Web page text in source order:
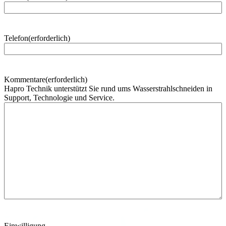
h
n
e
Telefon(erforderlich)
Kommentare(erforderlich)
Hapro Technik unterstützt Sie rund ums Wasserstrahlschneiden in
Support, Technologie und Service.